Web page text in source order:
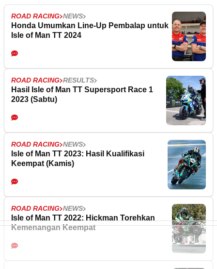
ROAD RACING NEWS
Honda Umumkan Line-Up Pembalap untuk
Isle of Man TT 2024
ROAD RACING RESULTS
Hasil Isle of Man TT Supersport Race 1
2023 (Sabtu)
ROAD RACING NEWS
Isle of Man TT 2023: Hasil Kualifikasi
Keempat (Kamis)
ROAD RACING NEWS
Isle of Man TT 2022: Hickman Torehkan
Kemenangan Keempat